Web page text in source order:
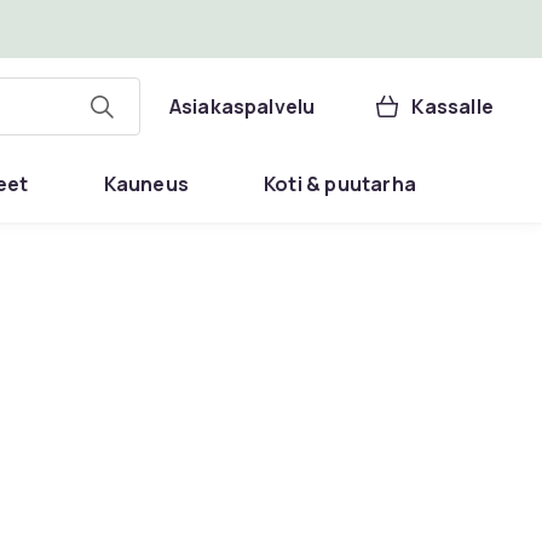
Asiakaspalvelu Kassalle
Kauneus Koti & puutarha